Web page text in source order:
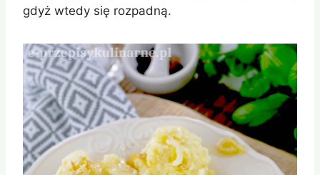
gdyż wtedy się rozpadną.